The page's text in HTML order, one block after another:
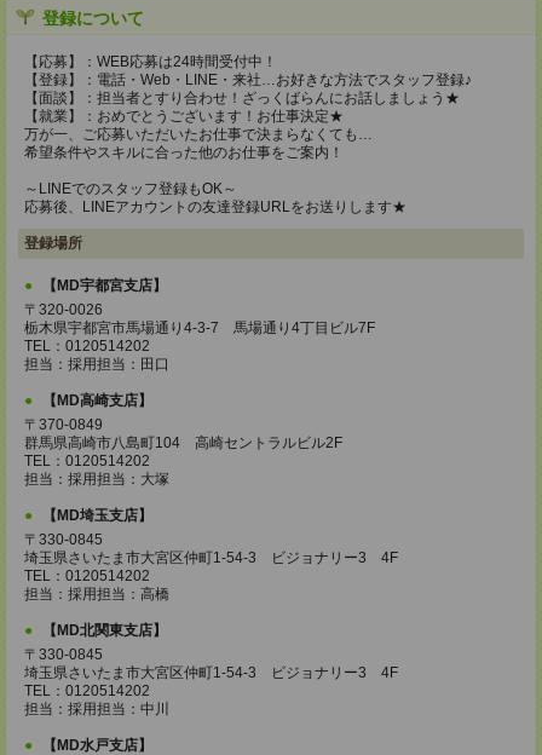
登録について
【応募】：WEB応募は24時間受付中！
【登録】：電話・Web・LINE・来社…お好きな方法でスタッフ登録♪
【面談】：担当者とすり合わせ！ざっくばらんにお話しましょう★
【就業】：おめでとうございます！お仕事決定★
万が一、ご応募いただいたお仕事で決まらなくても…
希望条件やスキルに合った他のお仕事をご案内！
～LINEでのスタッフ登録もOK～
応募後、LINEアカウントの友達登録URLをお送りします★
登録場所
【MD宇都宮支店】
〒320-0026
栃木県宇都宮市馬場通り4-3-7 馬場通り4丁目ビル7F
TEL：0120514202
担当：採用担当：田口
【MD高崎支店】
〒370-0849
群馬県高崎市八島町104 高崎セントラルビル2F
TEL：0120514202
担当：採用担当：大塚
【MD埼玉支店】
〒330-0845
埼玉県さいたま市大宮区仲町1-54-3 ビジョナリー3 4F
TEL：0120514202
担当：採用担当：高橋
【MD北関東支店】
〒330-0845
埼玉県さいたま市大宮区仲町1-54-3 ビジョナリー3 4F
TEL：0120514202
担当：採用担当：中川
【MD水戸支店】